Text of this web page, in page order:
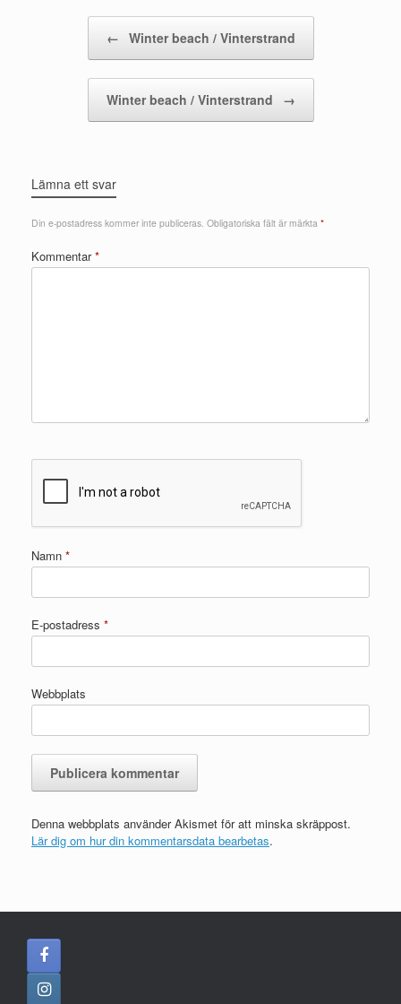
← Winter beach / Vinterstrand
Winter beach / Vinterstrand →
Lämna ett svar
Din e-postadress kommer inte publiceras. Obligatoriska fält är märkta *
Kommentar*
Namn *
E-postadress *
Webbplats
Denna webbplats använder Akismet för att minska skräppost.
Lär dig om hur din kommentarsdata bearbetas.